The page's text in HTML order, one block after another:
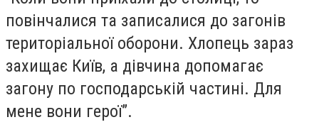
повінчалися та записалися до загонів
територіальної оборони. Хлопець зараз
захищає Київ, а дівчина допомагає
загону по господарській частині. Для
мене вони герої”.